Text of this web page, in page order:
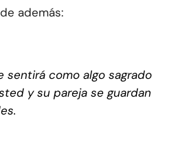
además:
sentirá como algo sagrado
y su pareja se guardan